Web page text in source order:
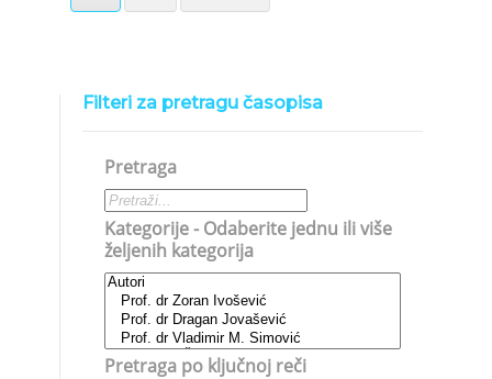
Filteri za pretragu časopisa
Pretraga
Kategorije - Odaberite jednu ili više
željenih kategorija
Pretraga po ključnoj reči